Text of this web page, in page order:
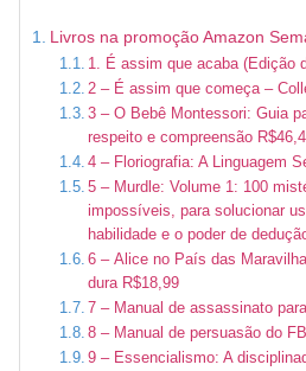
Livros na promoção Amazon
1. É assim que acaba (Edição
2 – É assim que começa –
3 – O Bebê Montessori: Guia
respeito e compreensão
4 – Floriografia: A Linguagem
5 – Murdle: Volume 1: 100
impossíveis, para solucionar
habilidade e o poder de
6 – Alice no País das
dura R$18,99
7 – Manual de assassinato
8 – Manual de persuasão do
9 – Essencialismo: A